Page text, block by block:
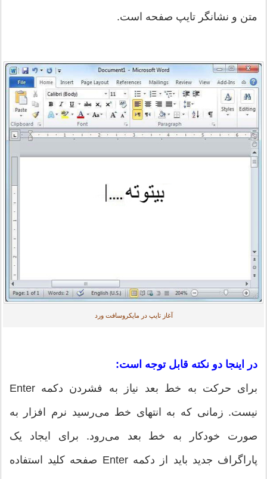
متن و نشانگر تایپ صفحه است.
آغاز تایپ در مایکروسافت ورد
در اینجا دو نکته قابل توجه است:
برای حرکت به خط بعد نیاز به فشردن دکمه Enter
نیست. زمانی که به انتهای خط می‌رسید نرم افزار به
صورت خودکار به خط بعد می‌رود. برای ایجاد یک
پاراگراف جدید باید از دکمه Enter صفحه‌ کلید استفاده